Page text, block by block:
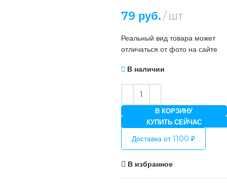
79 руб. шт
Реальный вид товара может
отличаться от фото на сайте
В наличии
В КОРЗИНУ
КУПИТЬ СЕЙЧАС
Доставка от 1100 ₽
В избранное